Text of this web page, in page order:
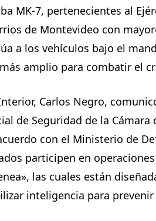
MK-7, pertenecientes al
de Montevideo con
a los vehículos bajo el
amplio para combatir el
Carlos Negro,
de Seguridad de la
con el Ministerio de
participen en
las cuales están
inteligencia para